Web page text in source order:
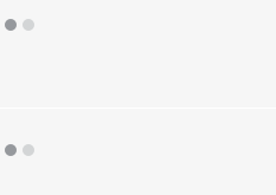
круговой обзор;